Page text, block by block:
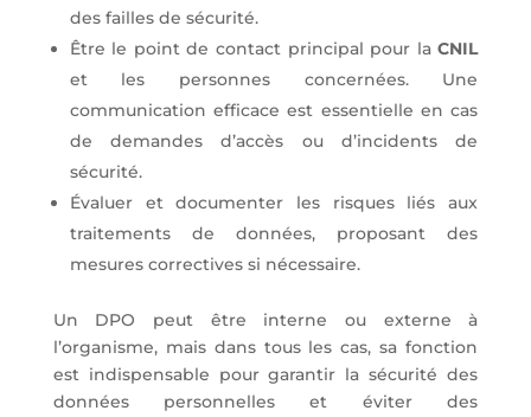
des failles de sécurité.
Être le point de contact principal pour laCNIL
et les personnes concernées. Une
communication efficace est essentielle en cas
de demandes d’accès ou d’incidents de
sécurité.
Évaluer et documenter les risques liés aux
traitements de données, proposant des
mesures correctives si nécessaire.
Un DPO peut être interne ou externe à
l’organisme, mais dans tous les cas, sa fonction
est indispensable pour garantir la sécurité des
données personnelles et éviter des